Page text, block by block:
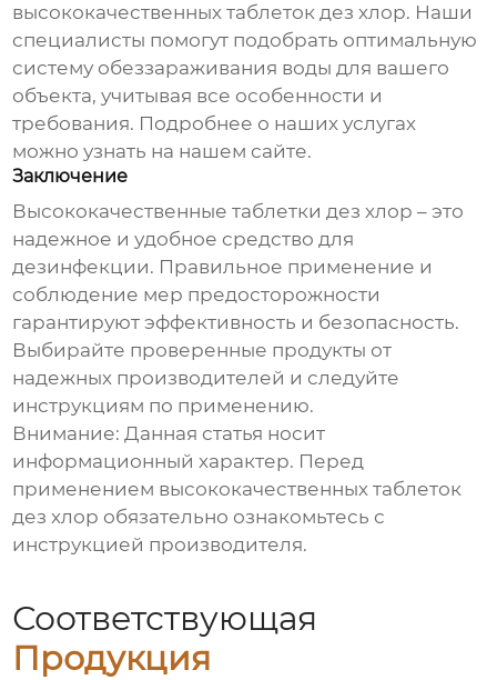
высококачественных таблеток дез хлор. Наши
специалисты помогут подобрать оптимальную
систему обеззараживания воды для вашего
объекта, учитывая все особенности и
требования. Подробнее о наших услугах
можно узнать на нашем сайте.
Заключение
Высококачественные таблетки дез хлор – это
надежное и удобное средство для
дезинфекции. Правильное применение и
соблюдение мер предосторожности
гарантируют эффективность и безопасность.
Выбирайте проверенные продукты от
надежных производителей и следуйте
инструкциям по применению.
Внимание: Данная статья носит
информационный характер. Перед
применением высококачественных таблеток
дез хлор обязательно ознакомьтесь с
инструкцией производителя.
Соответствующая
Продукция